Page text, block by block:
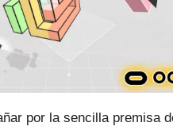
por la sencilla premisa